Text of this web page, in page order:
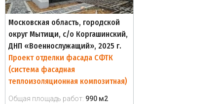
Московская область, городской
округ Мытищи, с/о Коргашинский,
ДНП «Военнослужащий», 2025 г.
Проект отделки фасада СФТК
(система фасадная
теплоизоляционная композитная)
Общая площадь работ: 990 м2